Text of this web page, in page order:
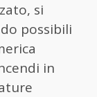
si
possibili
in